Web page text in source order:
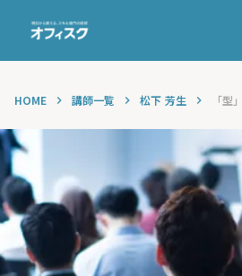
HOME keyboard_arrow_right 講師一覧 keyboard_arrow_right 松下 芳生 keyboard_arrow_right 「